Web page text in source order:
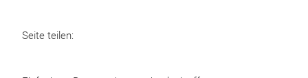
Seite teilen: